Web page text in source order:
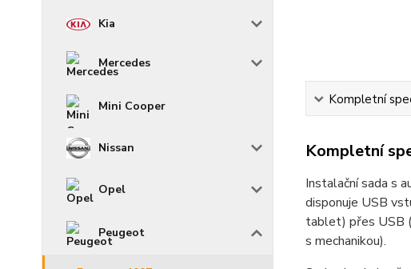
Kia
Mercedes
Mini Cooper
Nissan
Opel
Peugeot
Kompletní
Kompletní
Instalační sada s
disponuje USB
tablet) přes USB
s mechanikou).